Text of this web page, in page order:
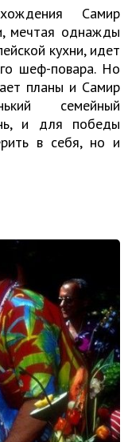
Самир
мечтая однажды
кухни, идет
шеф-повара. Но
планы и Самир
семейный
и для победы
в себя, но и